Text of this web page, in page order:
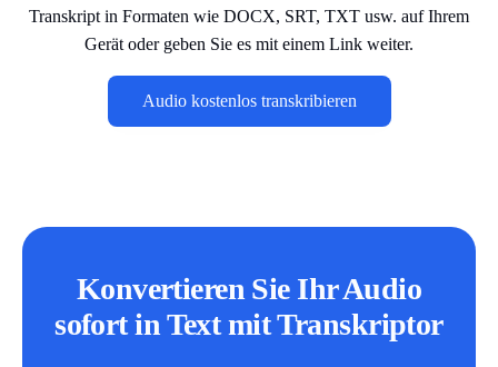
Transkript in Formaten wie DOCX, SRT, TXT usw. auf Ihrem
Gerät oder geben Sie es mit einem Link weiter.
Audio kostenlos transkribieren
Konvertieren Sie Ihr Audio
sofort in Text mit Transkriptor